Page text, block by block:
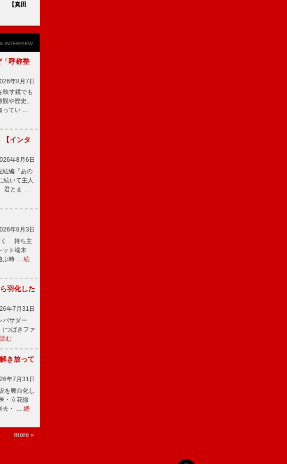
【真田
INTERVIEW
「呼称整
年8月7日
映す鏡でも
や歴史、
ってい …
インタ
年8月6日
結編『あの
続いて主人
君とま …
年8月3日
く 持ち主
ット端末
ぶ時 … 続
羽化した
年7月31日
バサダー
つばきファ
む
き放って
年7月31日
を舞台化し
・立花徹
去・ … 続
more »